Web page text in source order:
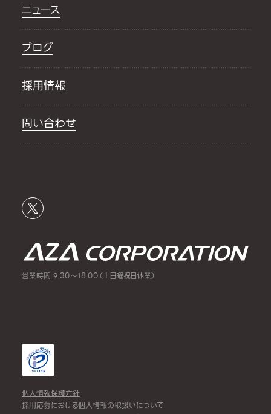
ニュース
ブログ
採用情報
問い合わせ
営業時間 9:30～18:00（土日曜祝日休業）
個人情報保護方針
採用応募における個人情報の取扱いについて